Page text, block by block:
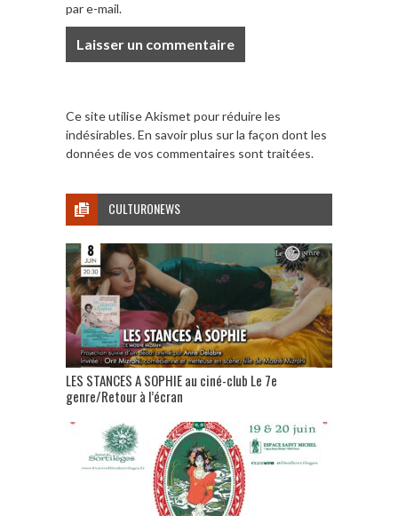
par e-mail.
Ce site utilise Akismet pour réduire les
indésirables.En savoir plus sur la façon dont les
données de vos commentaires sont traitées.
CULTURONEWS
LES STANCES A SOPHIE au ciné-club Le 7e
genre/Retour à l’écran